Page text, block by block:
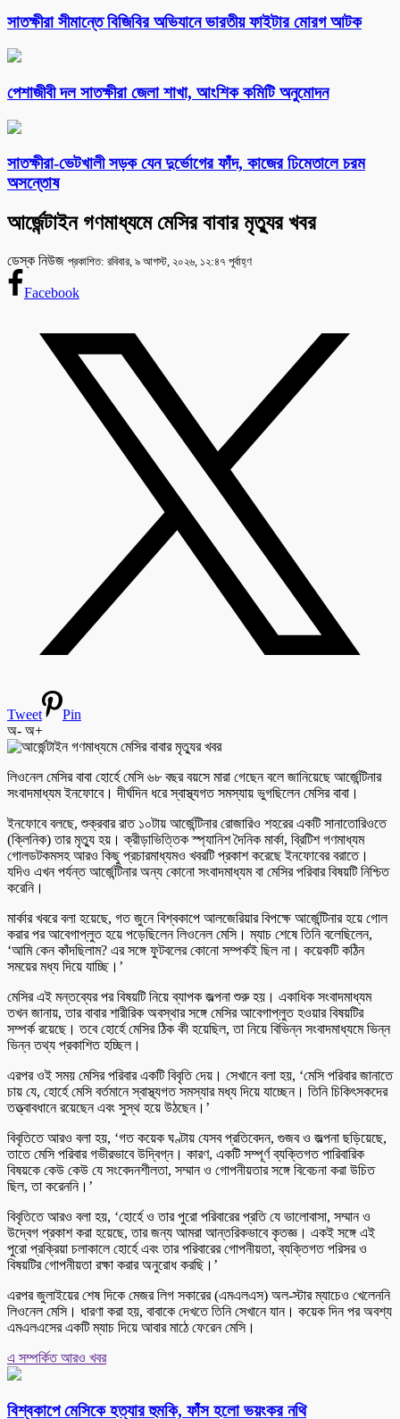
সাতক্ষীরা সীমান্তে বিজিবির অভিযানে ভারতীয় ফাইটার মোরগ আটক
পেশাজীবী দল সাতক্ষীরা জেলা শাখা, আংশিক কমিটি অনুমোদন
সাতক্ষীরা-ভেটখালী সড়ক যেন দুর্ভোগের ফাঁদ, কাজের ঢিমেতালে চরম
অসন্তোষ
আর্জেন্টাইন গণমাধ্যমে মেসির বাবার মৃত্যুর খবর
ডেস্ক নিউজ প্রকাশিত: রবিবার, ৯ আগস্ট, ২০২৬, ১২:৪৭ পূর্বাহ্ণ
Facebook
Tweet
Pin
অ- অ+
লিওনেল মেসির বাবা হোর্হে মেসি ৬৮ বছর বয়সে মারা গেছেন বলে জানিয়েছে আর্জেন্টিনার
সংবাদমাধ্যম ইনফোবে। দীর্ঘদিন ধরে স্বাস্থ্যগত সমস্যায় ভুগছিলেন মেসির বাবা।
ইনফোবে বলছে, শুক্রবার রাত ১০টায় আর্জেন্টিনার রোজারিও শহরের একটি সানাতোরিওতে
(ক্লিনিক) তার মৃত্যু হয়। ক্রীড়াভিত্তিক স্প্যানিশ দৈনিক মার্কা, ব্রিটিশ গণমাধ্যম
গোলডটকমসহ আরও কিছু প্রচারমাধ্যমও খবরটি প্রকাশ করেছে ইনফোবের বরাতে।
যদিও এখন পর্যন্ত আর্জেন্টিনার অন্য কোনো সংবাদমাধ্যম বা মেসির পরিবার বিষয়টি নিশ্চিত
করেনি।
মার্কার খবরে বলা হয়েছে, গত জুনে বিশ্বকাপে আলজেরিয়ার বিপক্ষে আর্জেন্টিনার হয়ে গোল
করার পর আবেগাপ্লুত হয়ে পড়েছিলেন লিওনেল মেসি। ম্যাচ শেষে তিনি বলেছিলেন,
‘আমি কেন কাঁদছিলাম? এর সঙ্গে ফুটবলের কোনো সম্পর্কই ছিল না। কয়েকটি কঠিন
সময়ের মধ্য দিয়ে যাচ্ছি।’
মেসির এই মন্তব্যের পর বিষয়টি নিয়ে ব্যাপক জল্পনা শুরু হয়। একাধিক সংবাদমাধ্যম
তখন জানায়, তার বাবার শারীরিক অবস্থার সঙ্গে মেসির আবেগাপ্লুত হওয়ার বিষয়টির
সম্পর্ক রয়েছে। তবে হোর্হে মেসির ঠিক কী হয়েছিল, তা নিয়ে বিভিন্ন সংবাদমাধ্যমে ভিন্ন
ভিন্ন তথ্য প্রকাশিত হচ্ছিল।
এরপর ওই সময় মেসির পরিবার একটি বিবৃতি দেয়। সেখানে বলা হয়, ‘মেসি পরিবার জানাতে
চায় যে, হোর্হে মেসি বর্তমানে স্বাস্থ্যগত সমস্যার মধ্য দিয়ে যাচ্ছেন। তিনি চিকিৎসকদের
তত্ত্বাবধানে রয়েছেন এবং সুস্থ হয়ে উঠছেন।’
বিবৃতিতে আরও বলা হয়, ‘গত কয়েক ঘণ্টায় যেসব প্রতিবেদন, গুজব ও জল্পনা ছড়িয়েছে,
তাতে মেসি পরিবার গভীরভাবে উদ্বিগ্ন। কারণ, একটি সম্পূর্ণ ব্যক্তিগত পারিবারিক
বিষয়কে কেউ কেউ যে সংবেদনশীলতা, সম্মান ও গোপনীয়তার সঙ্গে বিবেচনা করা উচিত
ছিল, তা করেননি।’
বিবৃতিতে আরও বলা হয়, ‘হোর্হে ও তার পুরো পরিবারের প্রতি যে ভালোবাসা, সম্মান ও
উদ্বেগ প্রকাশ করা হয়েছে, তার জন্য আমরা আন্তরিকভাবে কৃতজ্ঞ। একই সঙ্গে এই
পুরো প্রক্রিয়া চলাকালে হোর্হে এবং তার পরিবারের গোপনীয়তা, ব্যক্তিগত পরিসর ও
বিষয়টির গোপনীয়তা রক্ষা করার অনুরোধ করছি।’
এরপর জুলাইয়ের শেষ দিকে মেজর লিগ সকারের (এমএলএস) অল-স্টার ম্যাচেও খেলেননি
লিওনেল মেসি। ধারণা করা হয়, বাবাকে দেখতে তিনি সেখানে যান। কয়েক দিন পর অবশ্য
এমএলএসের একটি ম্যাচ দিয়ে আবার মাঠে ফেরেন মেসি।
এ সম্পর্কিত আরও খবর
বিশ্বকাপে মেসিকে হত্যার হুমকি, ফাঁস হলো ভয়ংকর নথি